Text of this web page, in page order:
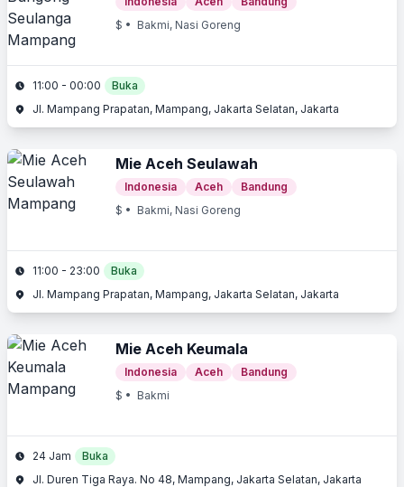
$ • Bakmi, Nasi Goreng
11:00 - 00:00
Buka
Jl. Mampang Prapatan, Mampang, Jakarta Selatan, Jakarta
Mie Aceh Seulawah
Indonesia Aceh
Bandung
$ • Bakmi, Nasi Goreng
11:00 - 23:00
Buka
Jl. Mampang Prapatan, Mampang, Jakarta Selatan, Jakarta
Mie Aceh Keumala
Indonesia Aceh
Bandung
$ • Bakmi
24 Jam
Buka
Jl. Duren Tiga Raya. No 48, Mampang, Jakarta Selatan, Jakarta